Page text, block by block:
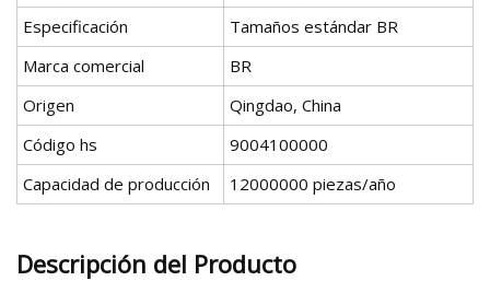
Especificación
Tamaños estándar BR
Marca comercial
BR
Origen
Qingdao, China
Código hs
9004100000
Capacidad de producción
12000000 piezas/año
Descripción del Producto